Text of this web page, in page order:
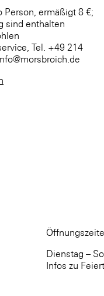
Person, ermäßigt 8 €;
sind enthalten
Tel. +49 214
Dienstag –
Infos zu